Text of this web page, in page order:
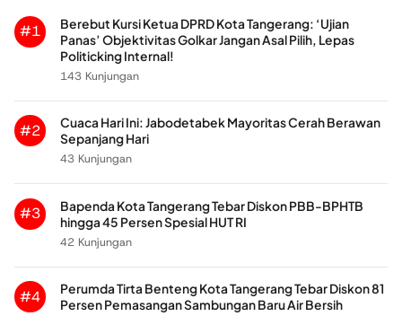
#1
Berebut Kursi Ketua DPRD Kota Tangerang: ‘Ujian
Panas’ Objektivitas Golkar Jangan Asal Pilih, Lepas
Politicking Internal!
143 Kunjungan
#2
Cuaca Hari Ini: Jabodetabek Mayoritas Cerah Berawan
Sepanjang Hari
43 Kunjungan
#3
Bapenda Kota Tangerang Tebar Diskon PBB-BPHTB
hingga 45 Persen Spesial HUT RI
42 Kunjungan
#4
Perumda Tirta Benteng Kota Tangerang Tebar Diskon 81
Persen Pemasangan Sambungan Baru Air Bersih